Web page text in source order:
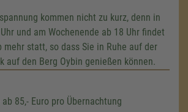
kommen nicht zu kurz, denn in
und am Wochenende ab 18 Uhr findet
mehr statt, so dass Sie in Ruhe auf der
auf den Berg Oybin genießen können.
85,- Euro pro Übernachtung